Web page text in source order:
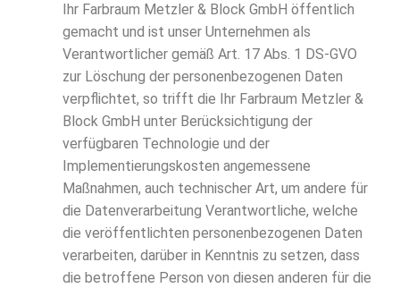
Ihr Farbraum Metzler & Block GmbH öffentlich
gemacht und ist unser Unternehmen als
Verantwortlicher gemäß Art. 17 Abs. 1 DS-GVO
zur Löschung der personenbezogenen Daten
verpflichtet, so trifft die Ihr Farbraum Metzler &
Block GmbH unter Berücksichtigung der
verfügbaren Technologie und der
Implementierungskosten angemessene
Maßnahmen, auch technischer Art, um andere für
die Datenverarbeitung Verantwortliche, welche
die veröffentlichten personenbezogenen Daten
verarbeiten, darüber in Kenntnis zu setzen, dass
die betroffene Person von diesen anderen für die